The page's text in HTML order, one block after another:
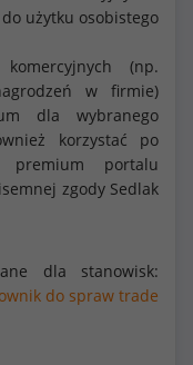
użytku osobistego
(np.
w firmie)
dla wybranego
korzystać po
portalu
zgody Sedlak
dla stanowisk:
do spraw trade